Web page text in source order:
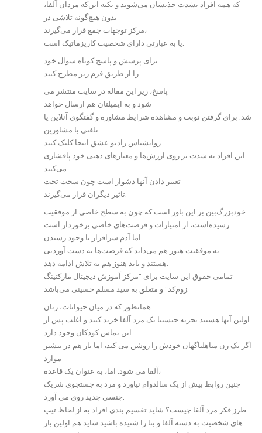
که همه افراد بشدت جذبشان می‌شوند و نکته این‌که مردان آلفا،
بدون هیچ‌گونه تلاشی در
مرکز توجهات جمع قرار می‌گیرند،
برای پرسش و پاسخ کوتاه سوال خود
پاسخ، زیر این مقاله در سایت منتشر می
شود و به ایمیلتان هم ارسال خواهد
شد. برای گرفتن نوبت و مشاهده شرایط مشاوره و گفتگوی آنلاین یا
تلفنی با مشاورین
این افراد به شدت بر روی ارزش‌ها و معیارهای ذهنی خود پافشاری
تغییر دادن آنها دشوار است چون سخت تحت
خو‌دبزرگ‌بین بر این باور است که چون به سطح خاصی از موفقیت
اما آدم‌ سرافراز با وجود رسیدن
به موفقیت هنوز هم می‌داند که فرصت‌ها به دست آوردنی
تمامی حقوق این سایت برای “مرکز آموزش دیجیتال مارکتینگ
همانطور که در میان حیوانات، زنان
اولین آنها هستند تجربه جنسیبا یک مرد آلفا خرید کنید و اغلب پس از
اگر یک زن متاهلناگهان خودش را روشن می کند، اما باز هم در بیشتر
موارد
آلفا می شود. اما، به عنوان یک قاعده،
چنین روابط بیش از یک سالدوام نیاورد و مرد به جستجوی شریک
طرز فکر مرد آلفا چیست؟ شاید تقسیم‌ بندی افراد به از لحاظ تیپ
های شخصیت به دسته آلفا و بتا را شنیده باشید شاید هم اولین بار